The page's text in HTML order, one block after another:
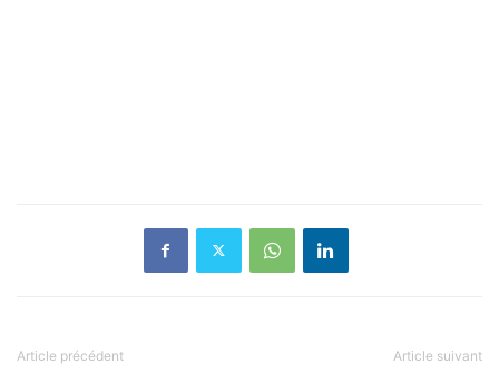
Article précédent Article suivant